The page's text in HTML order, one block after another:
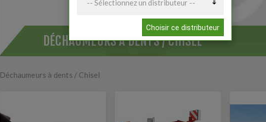
DÉCHAUMEURS À DENTS / CHISEL
Déchaumeurs à dents / Chisel
Choisir ce distributeur